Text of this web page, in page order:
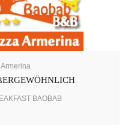
Armerina
BAOBAB